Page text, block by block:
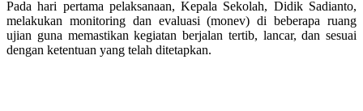
Pada hari pertama pelaksanaan, Kepala Sekolah, Didik Sadianto,
melakukan monitoring dan evaluasi (monev) di beberapa ruang
ujian guna memastikan kegiatan berjalan tertib, lancar, dan sesuai
dengan ketentuan yang telah ditetapkan.